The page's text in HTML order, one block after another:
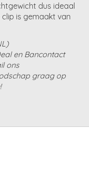
dus ideaal
is gemaakt van
en Bancontact
ons
graag op